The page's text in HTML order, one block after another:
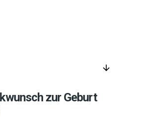
arrow_downward
zur Geburt